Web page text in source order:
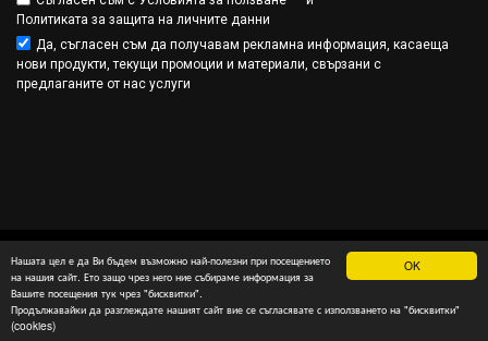
OK
Нашата цел е да Ви бъдем възможно най-полезни при посещението
на нашия сайт. Ето защо чрез него ние събираме информация за
Вашите посещения тук чрез "бисквитки".
Продължавайки да разглеждате нашият сайт вие се съгласявате с използването на "бисквитки"
(cookies)
Политиката за защита на личните данни
Да, съгласен съм да получавам рекламна информация, касаеща
нови продукти, текущи промоции и материали, свързани с
предлаганите от нас услуги
Минамарт® е собственост на МДМ Партнърс ООД
изработка на онлайн магазин иSEO оптимизация